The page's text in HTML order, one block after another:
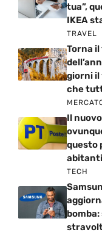
tua”,
IKEA
TRAVEL
Torna
giorni il
che
Il
questo
TECH